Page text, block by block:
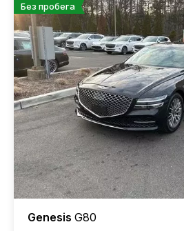
Без пробега
Genesis G80